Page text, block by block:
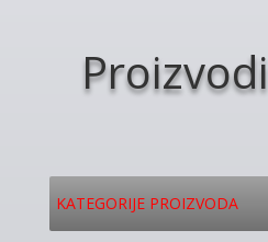
Proizvodi
KATEGORIJE PROIZVODA